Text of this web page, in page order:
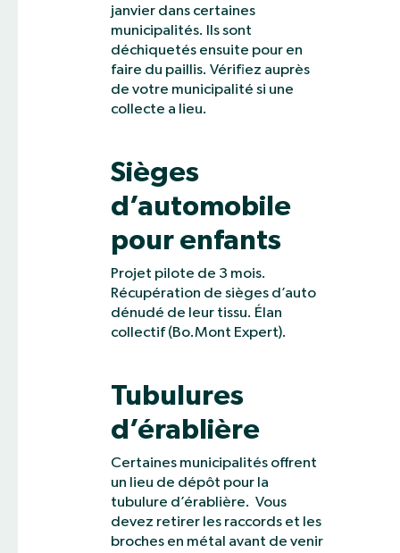
janvier dans certaines
municipalités. Ils sont
déchiquetés ensuite pour en
faire du paillis. Vérifiez auprès
de votre municipalité si une
collecte a lieu.
Sièges
d’automobile
pour enfants
Projet pilote de 3 mois.
Récupération de sièges d’auto
dénudé de leur tissu. Élan
collectif (Bo.Mont Expert).
Tubulures
d’érablière
Certaines municipalités offrent
un lieu de dépôt pour la
tubulure d’érablière. Vous
devez retirer les raccords et les
broches en métal avant de venir